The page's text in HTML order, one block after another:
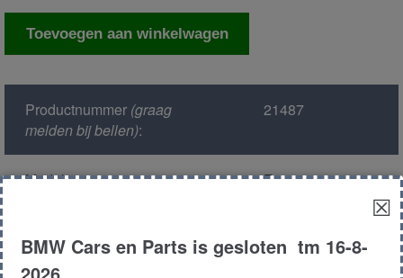
Spiegel
Toevoegen aan winkelwagen
Productnummer(graag
melden bij bellen):
21487
Model : E30
Metallic
☒
BMW Cars en Parts is gesloten tm 16-8-
2026